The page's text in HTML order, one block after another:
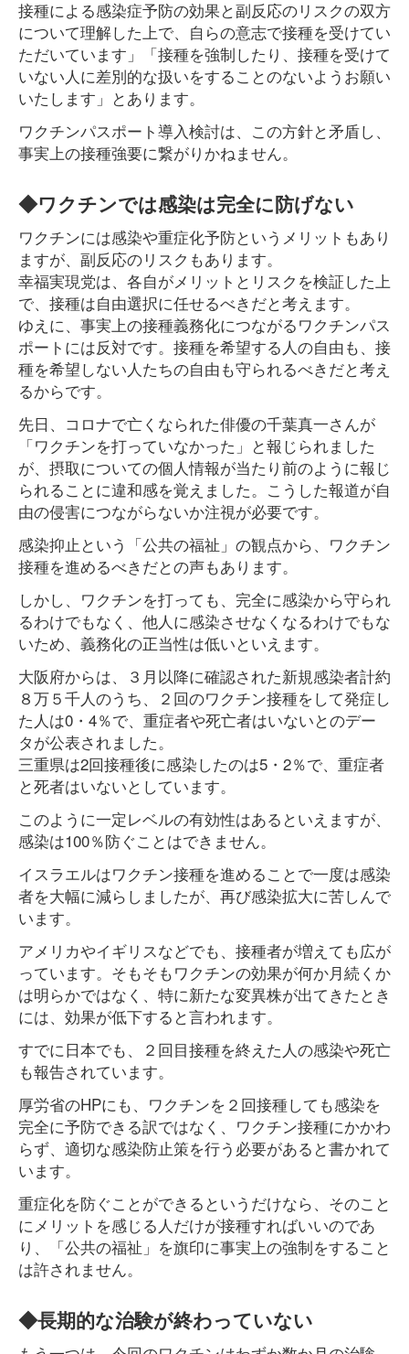
接種による感染症予防の効果と副反応のリスクの双方
について理解した上で、自らの意志で接種を受けてい
ただいています」「接種を強制したり、接種を受けて
いない人に差別的な扱いをすることのないようお願い
いたします」とあります。
ワクチンパスポート導入検討は、この方針と矛盾し、
事実上の接種強要に繋がりかねません。
◆ワクチンでは感染は完全に防げない
ワクチンには感染や重症化予防というメリットもあり
ますが、副反応のリスクもあります。
幸福実現党は、各自がメリットとリスクを検証した上
で、接種は自由選択に任せるべきだと考えます。
ゆえに、事実上の接種義務化につながるワクチンパス
ポートには反対です。接種を希望する人の自由も、接
種を希望しない人たちの自由も守られるべきだと考え
るからです。
先日、コロナで亡くなられた俳優の千葉真一さんが
「ワクチンを打っていなかった」と報じられました
が、摂取についての個人情報が当たり前のように報じ
られることに違和感を覚えました。こうした報道が自
由の侵害につながらないか注視が必要です。
感染抑止という「公共の福祉」の観点から、ワクチン
接種を進めるべきだとの声もあります。
しかし、ワクチンを打っても、完全に感染から守られ
るわけでもなく、他人に感染させなくなるわけでもな
いため、義務化の正当性は低いといえます。
大阪府からは、３月以降に確認された新規感染者計約
８万５千人のうち、２回のワクチン接種をして発症し
た人は0・4％で、重症者や死亡者はいないとのデー
タが公表されました。
三重県は2回接種後に感染したのは5・2％で、重症者
と死者はいないとしています。
このように一定レベルの有効性はあるといえますが、
感染は100％防ぐことはできません。
イスラエルはワクチン接種を進めることで一度は感染
者を大幅に減らしましたが、再び感染拡大に苦しんで
います。
アメリカやイギリスなどでも、接種者が増えても広が
っています。そもそもワクチンの効果が何か月続くか
は明らかではなく、特に新たな変異株が出てきたとき
には、効果が低下すると言われます。
すでに日本でも、２回目接種を終えた人の感染や死亡
も報告されています。
厚労省のHPにも、ワクチンを２回接種しても感染を
完全に予防できる訳ではなく、ワクチン接種にかかわ
らず、適切な感染防止策を行う必要があると書かれて
います。
重症化を防ぐことができるというだけなら、そのこと
にメリットを感じる人だけが接種すればいいのであ
り、「公共の福祉」を旗印に事実上の強制をすること
は許されません。
◆長期的な治験が終わっていない